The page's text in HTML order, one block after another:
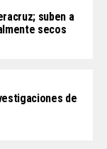
suben a
secos
de